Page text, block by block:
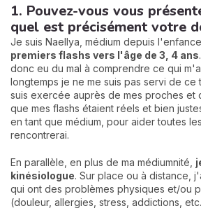
1. Pouvez-vous vous
quel est précisément votre
Je suis Naellya, médium depuis
premiers flashs vers l'âge de 3, 4 ans
donc eu du mal à comprendre ce qui
longtemps je ne me suis pas servi de ce
suis exercée auprès de mes proches et
que mes flashs étaient réels et bien
en tant que médium, pour aider toutes
rencontrerai.
En parallèle, en plus de ma médiumnité,
kinésiologue. Sur place ou à distance,
qui ont des problèmes physiques et/ou
(douleur, allergies, stress, addictions,